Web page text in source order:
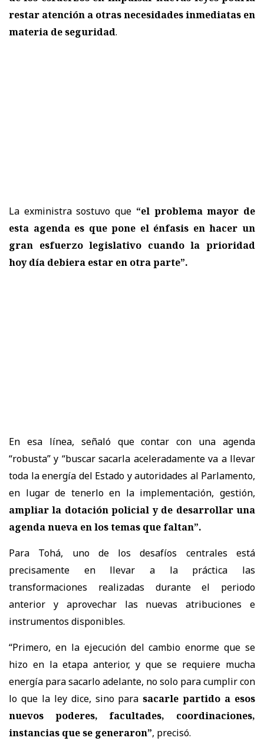
restar atención a otras necesidades inmediatas en
materia de seguridad.
La exministra sostuvo que “el problema mayor de
esta agenda es que pone el énfasis en hacer un
gran esfuerzo legislativo cuando la prioridad
hoy día debiera estar en otra parte”.
En esa línea, señaló que contar con una agenda
“robusta” y “buscar sacarla aceleradamente va a llevar
toda la energía del Estado y autoridades al Parlamento,
en lugar de tenerlo en la implementación, gestión,
ampliar la dotación policial y de desarrollar una
agenda nueva en los temas que faltan”.
Para Tohá, uno de los desafíos centrales está
precisamente en llevar a la práctica las
transformaciones realizadas durante el periodo
anterior y aprovechar las nuevas atribuciones e
instrumentos disponibles.
“Primero, en la ejecución del cambio enorme que se
hizo en la etapa anterior, y que se requiere mucha
energía para sacarlo adelante, no solo para cumplir con
lo que la ley dice, sino para sacarle partido a esos
nuevos poderes, facultades, coordinaciones,
instancias que se generaron”, precisó.